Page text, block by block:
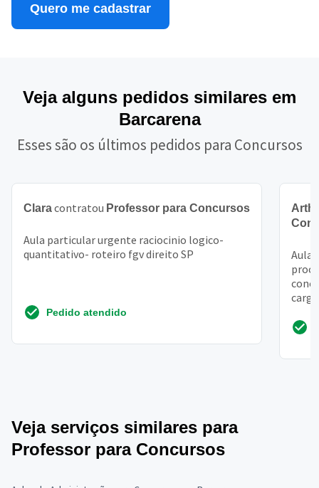
Quero me cadastrar
Veja alguns pedidos similares em
Barcarena
Esses são os últimos pedidos para Concursos
Claracontratou Professor para Concursos
Aula particular urgente raciocinio logico-
quantitativo- roteiro fgv direito SP
Pedido atendido
Aula
Veja serviços similares para
Professor para Concursos